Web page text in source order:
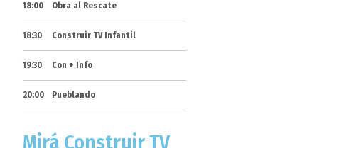
18:00 Obra al Rescate
18:30 Construir TV Infantil
19:30 Con + Info
20:00 Pueblando
Mirá Construir TV